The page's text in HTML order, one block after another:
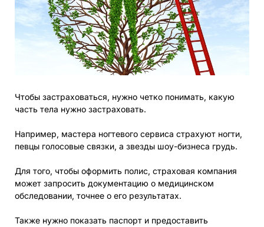
Чтобы застраховаться, нужно четко понимать, какую
часть тела нужно застраховать.
Например, мастера ногтевого сервиса страхуют ногти,
певцы голосовые связки, а звезды шоу-бизнеса грудь.
Для того, чтобы оформить полис, страховая компания
может запросить документацию о медицинском
обследовании, точнее о его результатах.
Также нужно показать паспорт и предоставить